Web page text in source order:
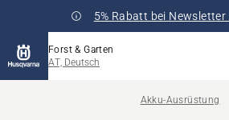
5% Rabatt bei
Forst & Garten
AT, Deutsch
Akku-Ausrüstung